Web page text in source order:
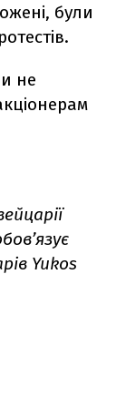
були
не
Yukos